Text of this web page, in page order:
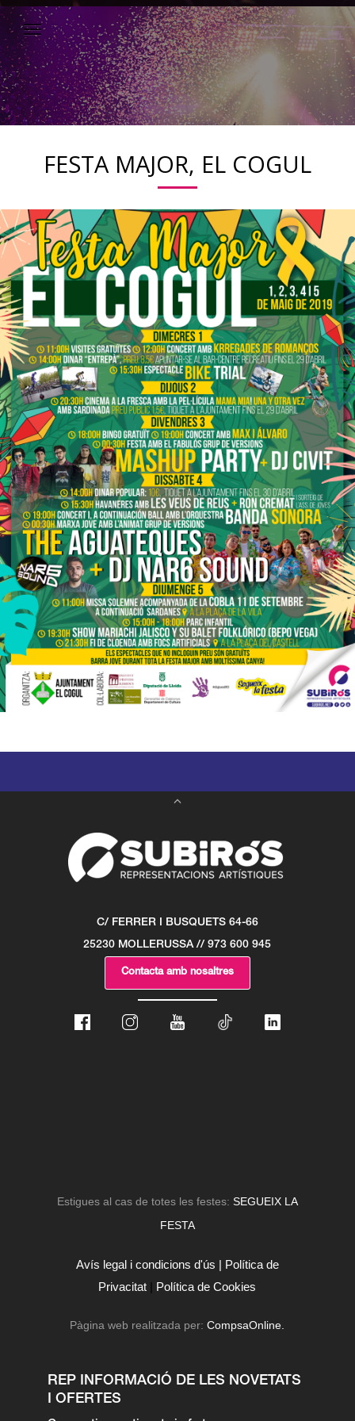
FESTA MAJOR, EL COGUL
C/ FERRER I BUSQUETS 64-66
25230 MOLLERUSSA // 973 600 945
Contacta amb nosaltres
Estigues al cas de totes les festes: SEGUEIX LA
FESTA
Avís legal i condicions d'ús | Política de
Privacitat | Política de Cookies
Pàgina web realitzada per:CompsaOnline.
REP INFORMACIÓ DE LES NOVETATS
I OFERTES